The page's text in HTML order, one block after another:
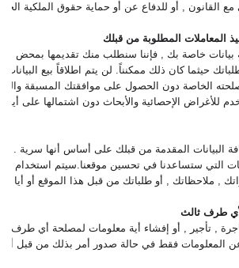
القانون , أو للدفاع عن أو حماية حقوق الملكية
المعاملات المطلوبة من قبلك
بيانات خاصة بك , فإننا سنطلب منك تقديمها بمحض
طلباتك حيثما كان ذلك ممكنناً. لن يتم اطلاقاً بيع
الخاصة دون الحصول على موافقتك المسبقة
للأغراض الإحصائية والأبحاث دون اشتمالها على
البيانات المقدمة من قبلك على أساس أنها سرية .
التي ستساعدنا في تحسين موقعنا.سيتم استخدام
, ملاحظاتك , أو طلباتك من قبل هذا الموقع أو أيا من
طرف ثالث
, تأجير , أو إفشاء أية معلومات لمصلحة أي طرف
المعلومات فقط في حالة صدور أمر بذلك من قبل أي